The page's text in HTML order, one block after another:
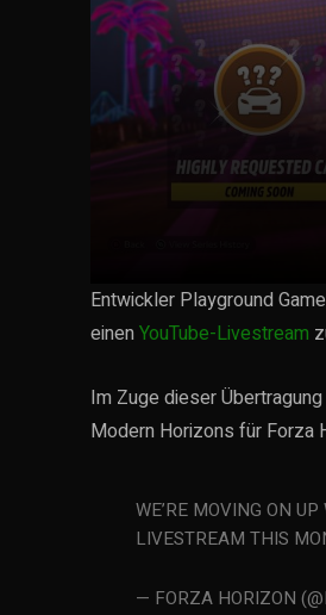
Entwickler Playground
einen YouTube-Livestream
Im Zuge dieser
Modern Horizons für Forza
WE’RE MOVING ON
LIVESTREAM THIS
— FORZA HORIZON